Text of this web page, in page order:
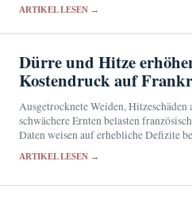
ARTIKEL LESEN →
Dürre und Hitze
Kostendruck auf
Ausgetrocknete Weiden, Hitzeschäden
schwächere Ernten belasten
Daten weisen auf erhebliche Defizite
ARTIKEL LESEN →